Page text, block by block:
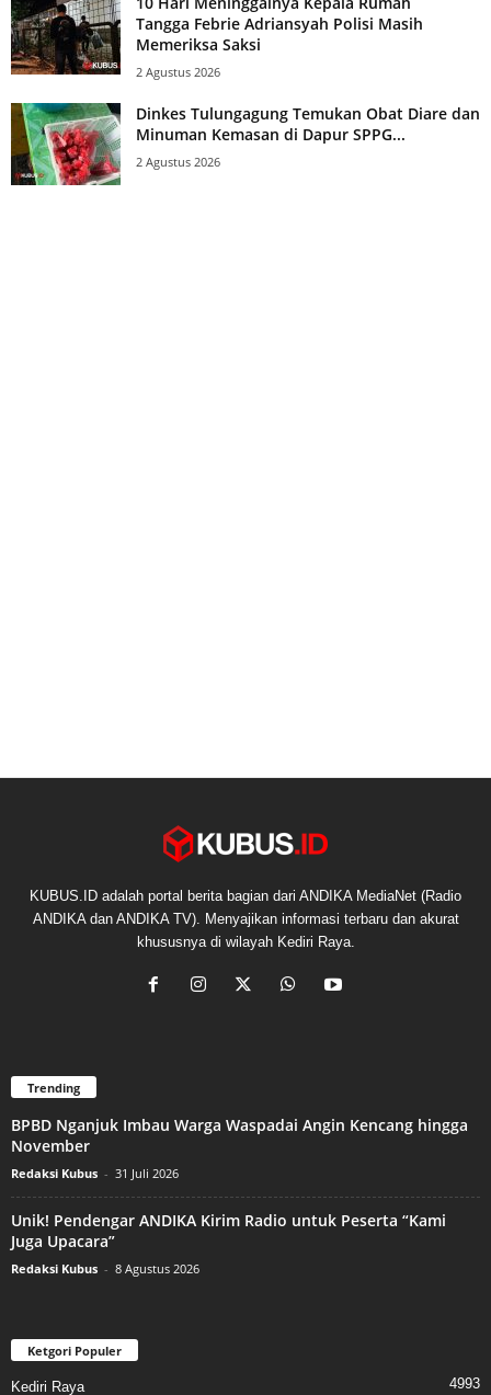
Tangga Febrie Adriansyah Polisi Masih
Memeriksa Saksi
2 Agustus 2026
Dinkes Tulungagung Temukan Obat Diare dan
Minuman Kemasan di Dapur SPPG...
2 Agustus 2026
KUBUS.ID adalah portal berita bagian dari ANDIKA MediaNet (Radio
ANDIKA dan ANDIKA TV). Menyajikan informasi terbaru dan akurat
khususnya di wilayah Kediri Raya.
Trending
BPBD Nganjuk Imbau Warga Waspadai Angin Kencang hingga
November
Redaksi Kubus - 31 Juli 2026
Unik! Pendengar ANDIKA Kirim Radio untuk Peserta “Kami
Juga Upacara”
Redaksi Kubus - 8 Agustus 2026
Ketgori Populer
Kediri Raya 4993